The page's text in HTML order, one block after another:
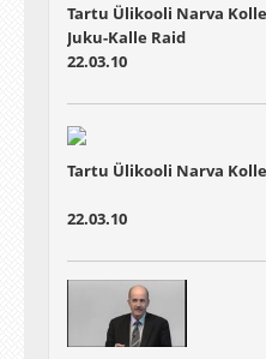
Tartu Ülikooli Narva
Juku-Kalle Raid
22.03.10
Tartu Ülikooli Narva
22.03.10